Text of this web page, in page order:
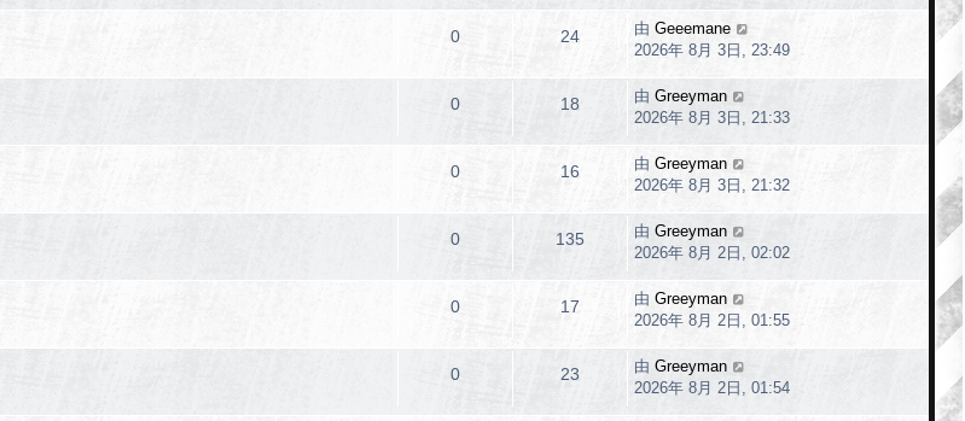
0 24 由 Geeemane
2026年 8月 3日, 23:49
0 18 由 Greeyman
2026年 8月 3日, 21:33
0 16 由 Greeyman
2026年 8月 3日, 21:32
0 135 由 Greeyman
2026年 8月 2日, 02:02
0 17 由 Greeyman
2026年 8月 2日, 01:55
0 23 由 Greeyman
2026年 8月 2日, 01:54